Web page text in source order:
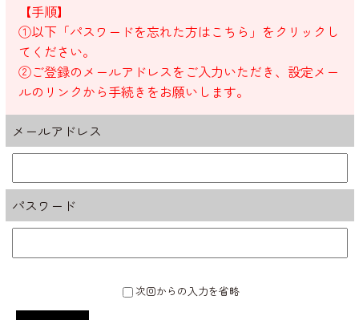
【手順】
①以下「パスワードを忘れた方はこちら」をクリックし
てください。
②ご登録のメールアドレスをご入力いただき、設定メー
ルのリンクから手続きをお願いします。
メールアドレス
パスワード
次回からの入力を省略